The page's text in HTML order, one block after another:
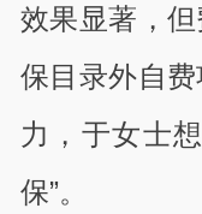
效果显著，
保目录外自
力，于女士
保”。